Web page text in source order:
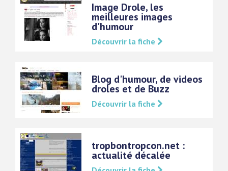
Image Drole, les
meilleures images
d'humour
Découvrir la fiche
Blog d'humour, de videos
droles et de Buzz
Découvrir la fiche
tropbontropcon.net :
actualité décalée